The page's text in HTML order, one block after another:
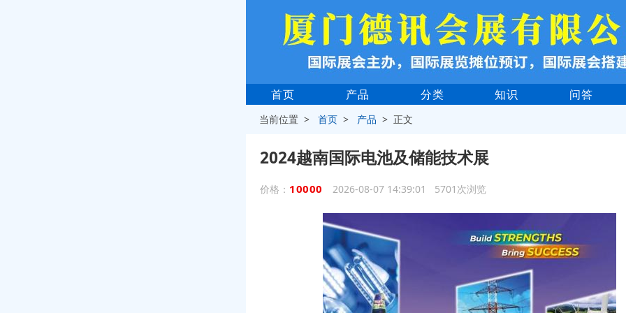
首页 产品 分类 知识 问答
当前位置 >首页 > 产品 > 正文
2024越南国际电池及储能技术展
价格： 10000 2026-08-07 14:39:01 5701次浏览